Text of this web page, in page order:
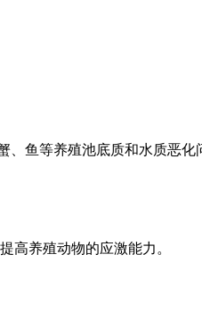
鱼等养殖池底质和水质恶化
高养殖动物的应激能力。